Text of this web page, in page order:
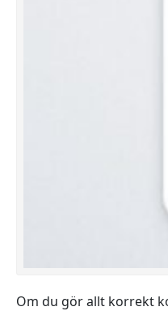
Om du gör allt korrekt